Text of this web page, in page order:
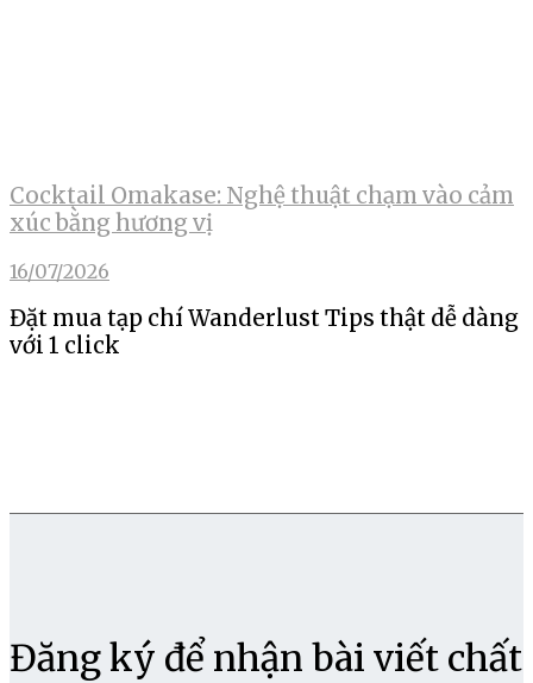
Cocktail Omakase: Nghệ thuật chạm vào cảm
xúc bằng hương vị
16/07/2026
Đặt mua tạp chí Wanderlust Tips thật dễ dàng
với 1 click
Đăng ký để nhận bài viết chất